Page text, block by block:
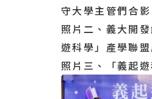
守大學主管們合影
照片二、義大開
遊科學」產學聯
照片三、「義起